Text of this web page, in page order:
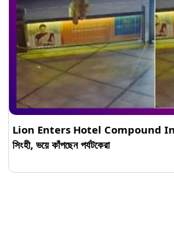
Lion Enters Hotel Compound In
সিংহী, ভয়ে কাঁপছেন পর্যটকেরা